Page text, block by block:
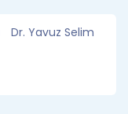
Dr. Yavuz Selim